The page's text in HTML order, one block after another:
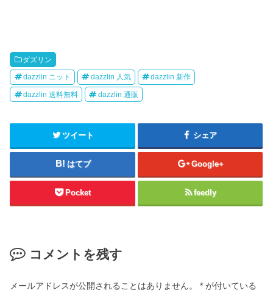
ダズリン
dazzlin ニット dazzlin 人気 dazzlin 新作
dazzlin 送料無料 dazzlin 通販
ツイート シェア
はてブ Google+
Pocket feedly
コメントを残す
メールアドレスが公開されることはありません。 * が付いている